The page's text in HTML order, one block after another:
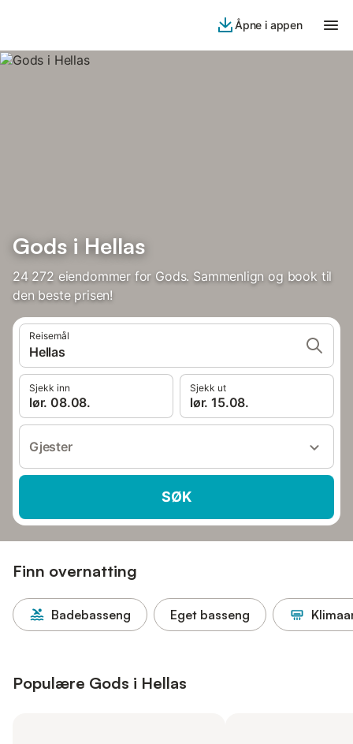
Åpne i appen
Gods i Hellas
24 272 eiendommer for Gods. Sammenlign og book til
den beste prisen!
Reisemål
Hellas
Sjekk inn
lør. 08.08.
Sjekk ut
lør. 15.08.
Gjester
SØK
Finn overnatting
Badebasseng Eget basseng
Populære Gods i Hellas